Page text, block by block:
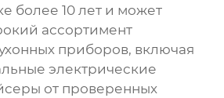
более 10 лет и может
ассортимент
приборов, включая
электрические
от проверенных